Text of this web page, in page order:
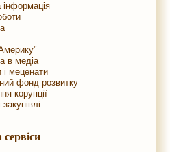
інформація
в медіа
і меценати
фонд розвитку
корупції